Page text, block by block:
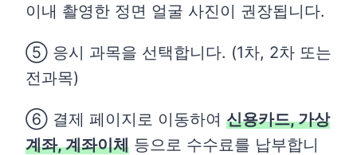
이내 촬영한 정면 얼굴 사진이 권장됩니다.
⑤ 응시 과목을 선택합니다. (1차, 2차 또는
전과목)
⑥ 결제 페이지로 이동하여 신용카드, 가상
계좌, 계좌이체 등으로 수수료를 납부합니